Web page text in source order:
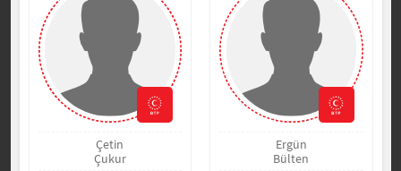
Çetin
Çukur
Ergün
Bülten